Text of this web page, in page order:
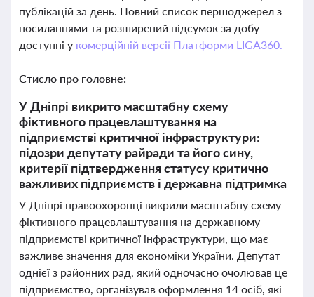
публікацій за день. Повний список першоджерел з
посиланнями та розширений підсумок за добу
доступні у комерційній версії Платформи LIGA360.
Стисло про головне:
У Дніпрі викрито масштабну схему
фіктивного працевлаштування на
підприємстві критичної інфраструктури:
підозри депутату райради та його сину,
критерії підтвердження статусу критично
важливих підприємств і державна підтримка
У Дніпрі правоохоронці викрили масштабну схему
фіктивного працевлаштування на державному
підприємстві критичної інфраструктури, що має
важливе значення для економіки України. Депутат
однієї з районних рад, який одночасно очолював це
підприємство, організував оформлення 14 осіб, які